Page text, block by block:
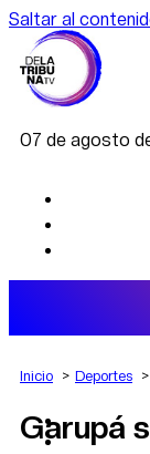
Saltar al
07 de agosto
AGRO
Inicio Deportes
Garupá